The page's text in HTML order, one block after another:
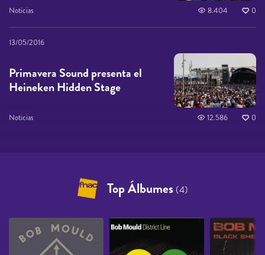
Noticias 8.404 0
13/05/2016
Primavera Sound presenta el
Heineken Hidden Stage
Noticias 12.586 0
Top Álbumes (4)